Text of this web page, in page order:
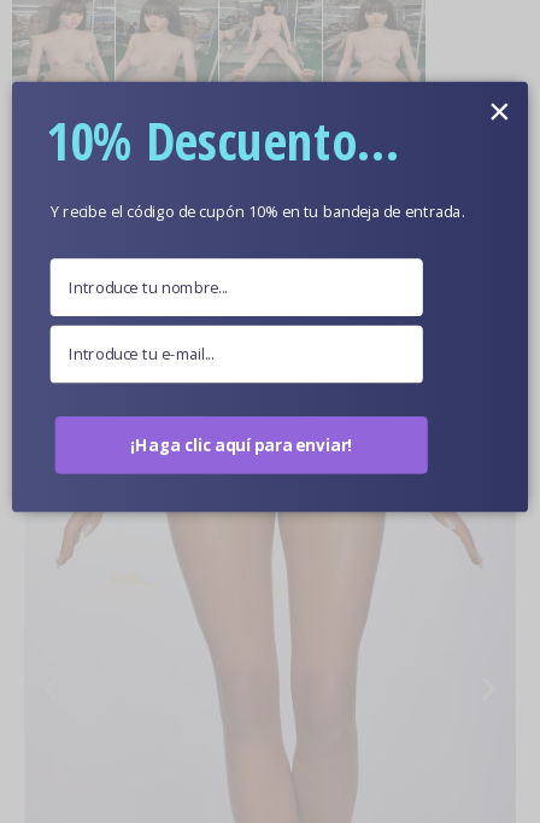
Más información
Fotos De Muñecas En Primer Plano
10% Descuento...
Y recibe el código de cupón 10% en tu bandeja de entrada.
¡Haga clic aquí para enviar!
×